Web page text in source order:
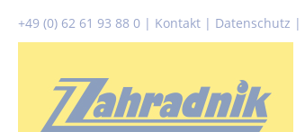
+49 (0) 62 61 93 88 0 | Kontakt | Datenschutz |